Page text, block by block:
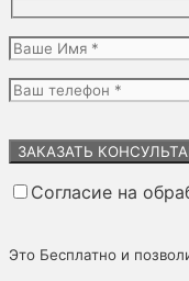
это
пустым.
Согласие на
Это Бесплатно и